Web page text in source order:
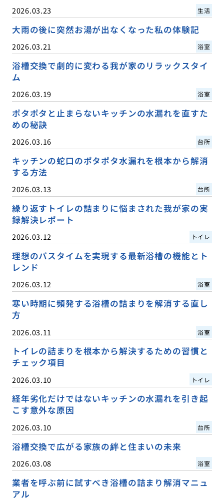
2026.03.23 生活
大雨の後に突然お湯が出なくなった私の体験記
2026.03.21 浴室
浴槽交換で劇的に変わる我が家のリラックスタイ
ム
2026.03.19 浴室
ポタポタと止まらないキッチンの水漏れを直すた
めの秘訣
2026.03.16 台所
キッチンの蛇口のポタポタ水漏れを根本から解消
する方法
2026.03.13 台所
繰り返すトイレの詰まりに悩まされた我が家の実
録解決レポート
2026.03.12 トイレ
理想のバスタイムを実現する最新浴槽の機能とト
レンド
2026.03.12 浴室
寒い時期に頻発する浴槽の詰まりを解消する直し
方
2026.03.11 浴室
トイレの詰まりを根本から解決するための習慣と
チェック項目
2026.03.10 トイレ
経年劣化だけではないキッチンの水漏れを引き起
こす意外な原因
2026.03.10 台所
浴槽交換で広がる家族の絆と住まいの未来
2026.03.08 浴室
業者を呼ぶ前に試すべき浴槽の詰まり解消マニュ
アル